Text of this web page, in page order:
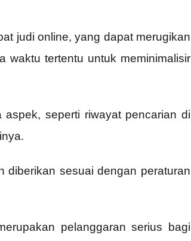
judi online, yang dapat merugikan
waktu tertentu untuk meminimalisir
seperti riwayat pencarian di
diberikan sesuai dengan peraturan
pelanggaran serius bagi